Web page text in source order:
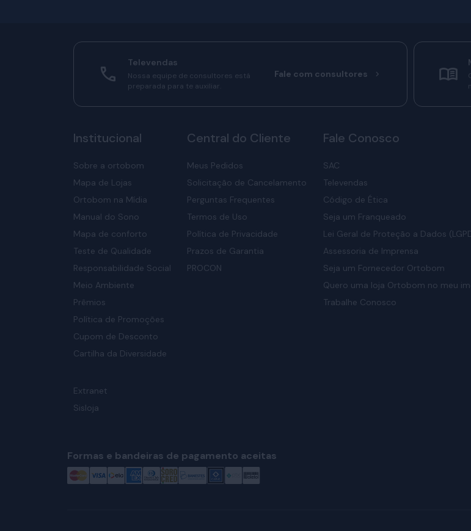
Televendas
Nossa equipe de consultores está
preparada para te auxiliar.
Fale com consultores
Institucional
Sobre a ortobom
Mapa de Lojas
Ortobom na Mídia
Manual do Sono
Mapa de conforto
Teste de Qualidade
Responsabilidade Social
Meio Ambiente
Prêmios
Política de Promoções
Cupom de Desconto
Cartilha da Diversidade
Extranet
Sisloja
Central do Cliente
Meus Pedidos
Solicitação de Cancelamento
Perguntas Frequentes
Termos de Uso
Política de Privacidade
Prazos de Garantia
PROCON
Fale Conosco
SAC
Televendas
Código de Ética
Seja um Franqueado
Lei Geral de Proteção a Dados
Assessoria de Imprensa
Seja um Fornecedor Ortobom
Quero uma loja Ortobom no meu
Trabalhe Conosco
Formas e bandeiras de pagamento aceitas